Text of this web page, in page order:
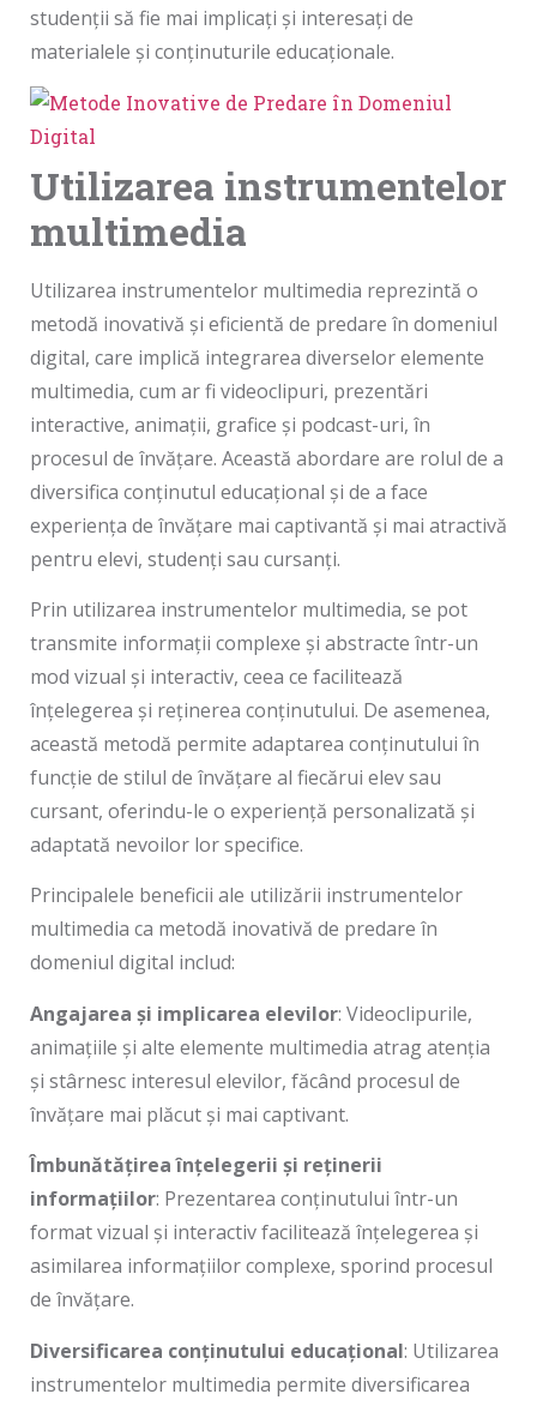
studenții să fie mai implicați și interesați de
materialele și conținuturile educaționale.
Utilizarea instrumentelor
multimedia
Utilizarea instrumentelor multimedia reprezintă o
metodă inovativă și eficientă de predare în domeniul
digital, care implică integrarea diverselor elemente
multimedia, cum ar fi videoclipuri, prezentări
interactive, animații, grafice și podcast-uri, în
procesul de învățare. Această abordare are rolul de a
diversifica conținutul educațional și de a face
experiența de învățare mai captivantă și mai atractivă
pentru elevi, studenți sau cursanți.
Prin utilizarea instrumentelor multimedia, se pot
transmite informații complexe și abstracte într-un
mod vizual și interactiv, ceea ce facilitează
înțelegerea și reținerea conținutului. De asemenea,
această metodă permite adaptarea conținutului în
funcție de stilul de învățare al fiecărui elev sau
cursant, oferindu-le o experiență personalizată și
adaptată nevoilor lor specifice.
Principalele beneficii ale utilizării instrumentelor
multimedia ca metodă inovativă de predare în
domeniul digital includ:
Angajarea și implicarea elevilor: Videoclipurile,
animațiile și alte elemente multimedia atrag atenția
și stârnesc interesul elevilor, făcând procesul de
învățare mai plăcut și mai captivant.
Îmbunătățirea înțelegerii și reținerii
informațiilor: Prezentarea conținutului într-un
format vizual și interactiv facilitează înțelegerea și
asimilarea informațiilor complexe, sporind procesul
de învățare.
Diversificarea conținutului educațional: Utilizarea
instrumentelor multimedia permite diversificarea